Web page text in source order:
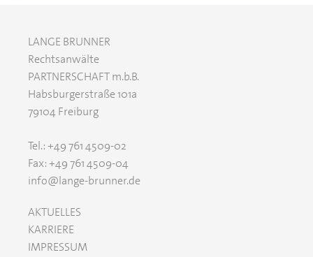
LANGE BRUNNER
Rechtsanwälte
PARTNERSCHAFT m.b.B.
Habsburgerstraße 101a
79104 Freiburg
​​​​​​​Tel.: +49 761 4509-02
Fax: +49 761 4509-04
info@lange-brunner.de
AKTUELLES
KARRIERE
IMPRESSUM